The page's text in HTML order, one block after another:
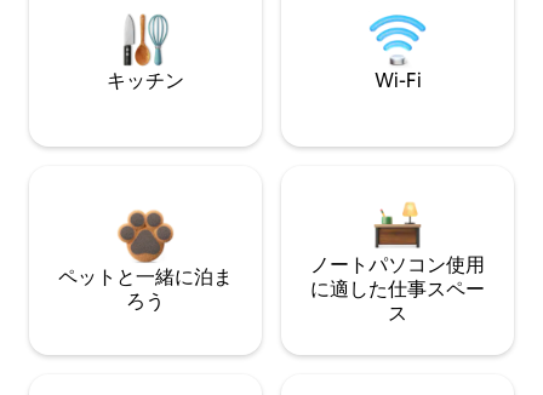
キッチン Wi-Fi
ペットと一緒に泊ま
ろう
ノートパソコン使用
に適した仕事スペー
ス